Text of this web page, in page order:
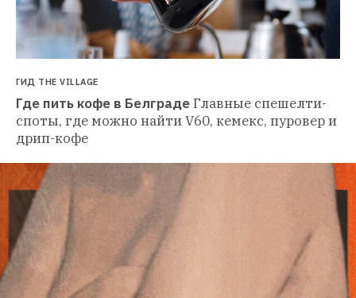
ГИД THE VILLAGE
Где пить кофе в БелградеГлавные спешелти-
споты, где можно найти V60, кемекс, пуровер и
дрип-кофе